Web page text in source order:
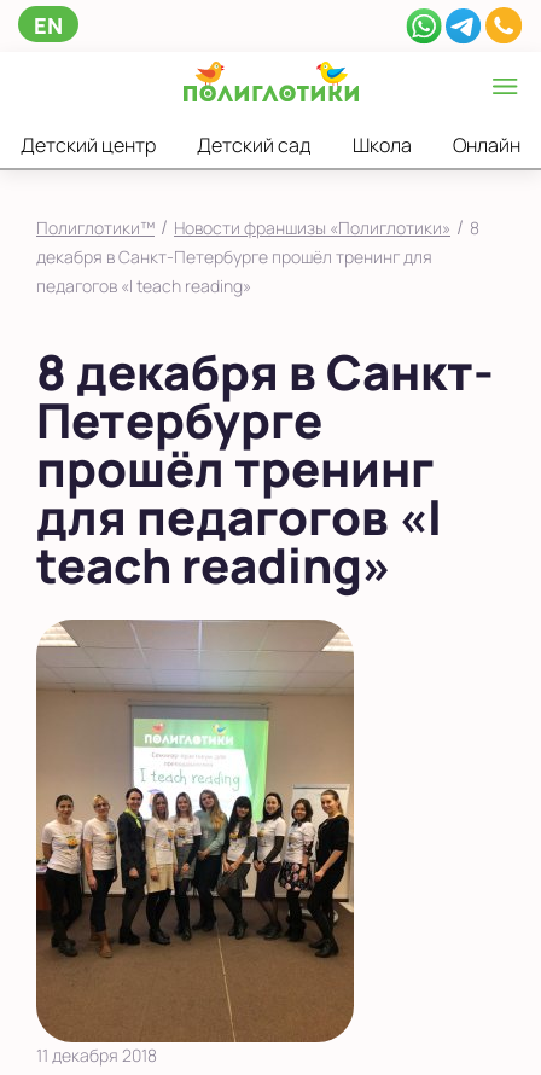
EN
Детский центр Детский сад Школа Онлайн
Полиглотики™ / Новости франшизы «Полиглотики» / 8
декабря в Санкт-Петербурге прошёл тренинг для
педагогов «I teach reading»
8 декабря в Санкт-
Петербурге
прошёл тренинг
для педагогов «I
teach reading»
11 декабря 2018